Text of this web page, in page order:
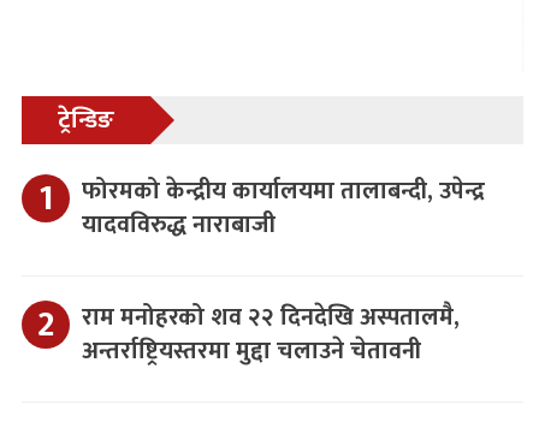
ट्रेन्डिङ
फोरमको केन्द्रीय कार्यालयमा तालाबन्दी, उपेन्द्र
यादवविरुद्ध नाराबाजी
राम मनोहरको शव २२ दिनदेखि अस्पतालमै,
अन्तर्राष्ट्रियस्तरमा मुद्दा चलाउने चेतावनी